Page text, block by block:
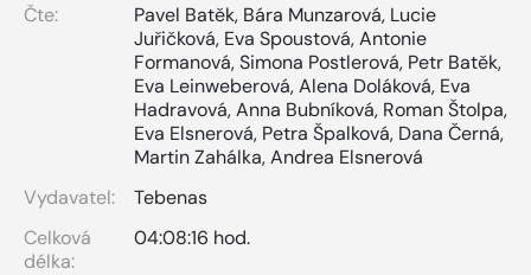
Čte:
Pavel Batěk, Bára Munzarová, Lucie
Juřičková, Eva Spoustová,Antonie
Formanová,Simona Postlerová, Petr Batěk,
Eva Leinweberová,Alena Doláková, Eva
Hadravová,Anna Bubníková, Roman Štolpa,
Eva Elsnerová, Petra Špalková, Dana Černá,
Martin Zahálka,Andrea Elsnerová
Vydavatel:
Tebenas
Celková
délka:
04:08:16 hod.